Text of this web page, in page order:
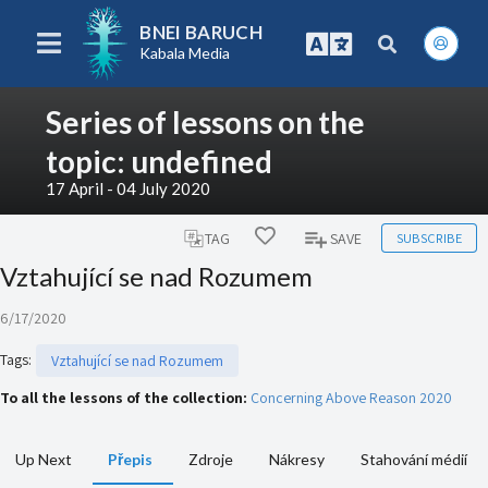
BNEI BARUCH
Kabala Media
Series of lessons on the
topic: undefined
17 April - 04 July 2020
TAG SAVE SUBSCRIBE
Vztahující se nad Rozumem
6/17/2020
Tags:
Vztahující se nad Rozumem
To all the lessons of the collection: Concerning Above Reason 2020
Up Next Přepis Zdroje Nákresy Stahování médií